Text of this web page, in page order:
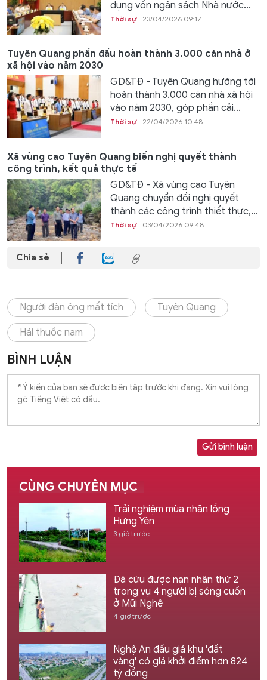
dụng vốn ngân sách Nhà nước...
Thời sự 23/04/2026 09:17
Tuyên Quang phấn đấu hoàn thành 3.000 căn nhà ở
xã hội vào năm 2030
GD&TĐ - Tuyên Quang hướng tới
hoàn thành 3.000 căn nhà xã hội
vào năm 2030, góp phần cải...
Thời sự 22/04/2026 10:48
Xã vùng cao Tuyên Quang biến nghị quyết thành
công trình, kết quả thực tế
GD&TĐ - Xã vùng cao Tuyên
Quang chuyển đổi nghị quyết
thành các công trình thiết thực,...
Thời sự 03/04/2026 09:48
Chia sẻ
Người đàn ông mất tích Tuyên Quang
Hái thuốc nam
BÌNH LUẬN
Gửi bình luận
CÙNG CHUYÊN MỤC
Trải nghiệm mùa nhãn lồng
Hưng Yên
3 giờ trước
Đã cứu được nạn nhân thứ 2
trong vụ 4 người bị sóng cuốn
ở Mũi Nghê
4 giờ trước
Nghệ An đấu giá khu 'đất
vàng' có giá khởi điểm hơn 824
tỷ đồng